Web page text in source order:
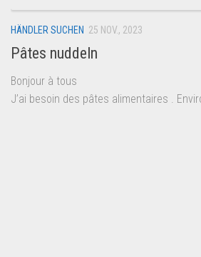
HÄNDLER SUCHEN 25 NOV., 2023
Pâtes nuddeln
Bonjour à tous
J’ai besoin des pâtes alimentaires .